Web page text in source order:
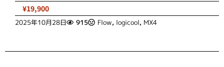
¥19,900
2025年10月28日 915 Flow, logicool, MX4